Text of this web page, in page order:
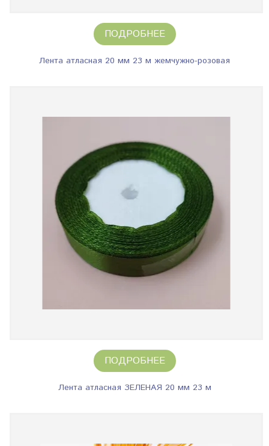
ПОДРОБНЕЕ
Лента атласная 20 мм 23 м жемчужно-розовая
ПОДРОБНЕЕ
Лента атласная ЗЕЛЕНАЯ 20 мм 23 м